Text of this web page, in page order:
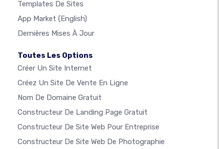
Templates De Sites
App Market (English)
Dernières Mises À Jour
Toutes Les Options
Créer Un Site Internet
Créez Un Site De Vente En Ligne
Nom De Domaine Gratuit
Constructeur De Landing Page Gratuit
Constructeur De Site Web Pour Entreprise
Constructeur De Site Web De Photographie